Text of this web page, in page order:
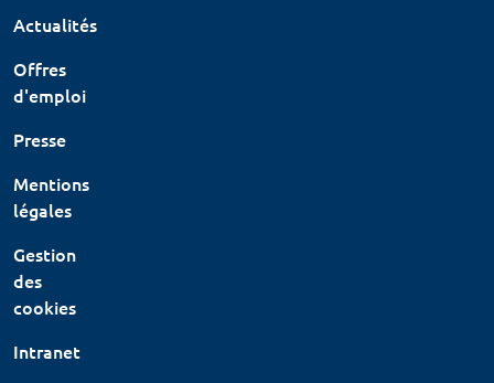
Actualités
Offres
d'emploi
Presse
Mentions
légales
Gestion
des
cookies
Intranet